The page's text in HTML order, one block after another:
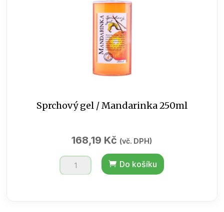
Sprchový gel / Mandarinka 250ml
168,19 Kč (vč. DPH)
Sprchový
gel
Do košíku